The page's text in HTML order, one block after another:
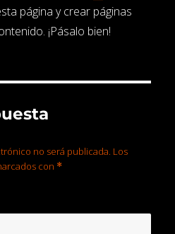
página y crear páginas
¡Pásalo bien!
no será publicada. Los
con *